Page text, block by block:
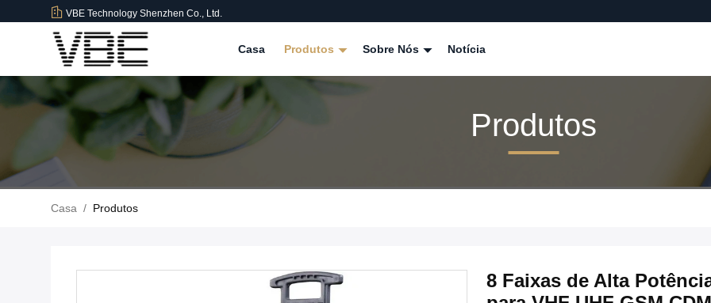
VBE Technology Shenzhen Co., Ltd.
Casa Produtos Sobre Nós Notícia
Produtos
Casa / Produtos
8 Faixas de Alta